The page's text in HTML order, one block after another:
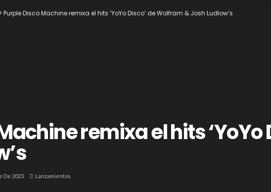
> Purple Disco Machine remixa el hits ‘YoYo Disco’ de Wolfram & Josh Ludlow’s
remixa el hits ‘YoYo
De 2023 Lanzamientos